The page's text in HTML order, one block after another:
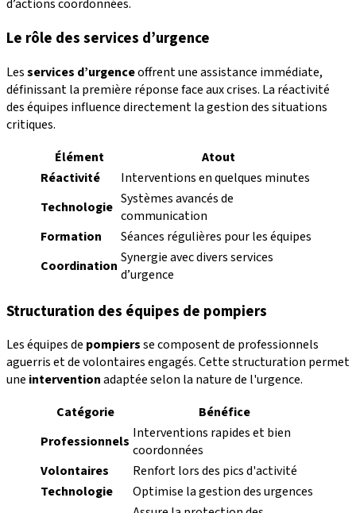
d’actions coordonnées.
Le rôle des services d’urgence
Lesservices d’urgenceoffrent une assistance immédiate,
définissant la première réponse face aux crises. La réactivité
des équipes influence directement la gestion des situations
critiques.
Élément
Atout
Réactivité
Interventions en quelques minutes
Technologie Systèmes avancés de
communication
Formation
Séances régulières pour les équipes
Coordination Synergie avec divers services
d’urgence
Structuration des équipes de pompiers
Les équipes de pompiersse composent de professionnels
aguerris et de volontaires engagés. Cette structuration permet
une interventionadaptée selon la nature de l'urgence.
Catégorie
Bénéfice
Professionnels Interventions rapides et bien
coordonnées
Volontaires
Renfort lors des pics d'activité
Technologie
Optimise la gestion des urgences